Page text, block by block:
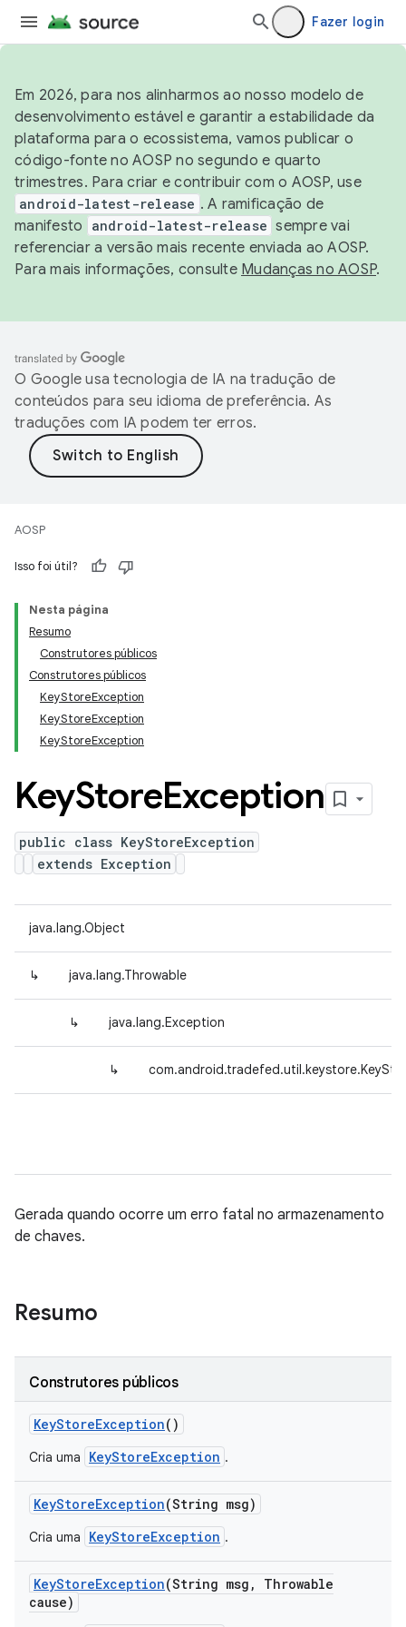
Fazer login
Em 2026, para nos alinharmos ao nosso modelo de
desenvolvimento estável e garantir a estabilidade da
plataforma para o ecossistema, vamos publicar o
código-fonte no AOSP no segundo e quarto
trimestres. Para criar e contribuir com o AOSP, use
android-latest-release . A ramificação de
manifesto
android-latest-release sempre vai
referenciar a versão mais recente enviada ao AOSP.
Para mais informações, consulte Mudanças no AOSP.
O Google usa tecnologia de IA na tradução de
conteúdos para seu idioma de preferência. As
traduções com IA podem ter erros.
AOSP
Isso foi útil?
Nesta página
Resumo
Construtores públicos
Construtores públicos
KeyStoreException
KeyStoreException
KeyStoreException
KeyStoreException
public class KeyStoreException
extends Exception
java.lang.Object
↳ java.lang.Throwable
↳ java.lang.Exception
↳
Gerada quando ocorre um erro fatal no armazenamento
de chaves.
Resumo
Construtores públicos
KeyStoreException()
Cria uma KeyStoreException .
KeyStoreException(String msg)
Cria uma KeyStoreException .
KeyStoreException(String msg ,
Throwable
cause)